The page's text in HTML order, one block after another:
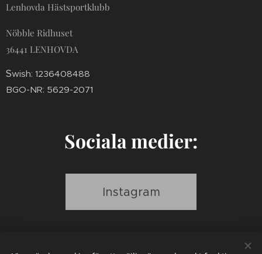
Lenhovda Hästsportklubb
Nöbble Ridhuset
36441 LENHOVDA
Swish: 1236408488
BGO-NR: 5629-2071
Sociala medier:
Instagram